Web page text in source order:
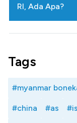
RI, Ada Apa?
Tags
#myanmar
#china #as